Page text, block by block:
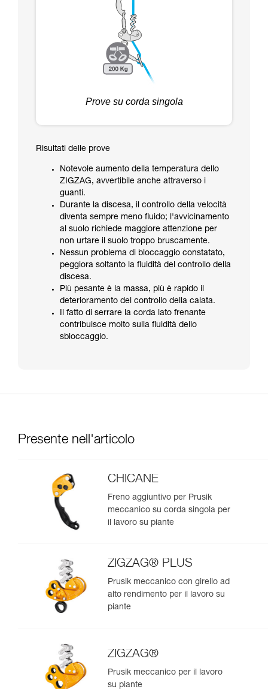
Prove su corda singola
Risultati delle prove
Notevole aumento della temperatura dello
ZIGZAG, avvertibile anche attraverso i
guanti.
Durante la discesa, il controllo della velocità
diventa sempre meno fluido; l'avvicinamento
al suolo richiede maggiore attenzione per
non urtare il suolo troppo bruscamente.
Nessun problema di bloccaggio constatato,
peggiora soltanto la fluidità del controllo della
discesa.
Più pesante è la massa, più è rapido il
deterioramento del controllo della calata.
Il fatto di serrare la corda lato frenante
contribuisce molto sulla fluidità dello
sbloccaggio.
Presente nell'articolo
CHICANE
Freno aggiuntivo per Prusik
meccanico su corda singola per
il lavoro su piante
ZIGZAG® PLUS
Prusik meccanico con girello ad
alto rendimento per il lavoro su
piante
ZIGZAG®
Prusik meccanico per il lavoro
su piante